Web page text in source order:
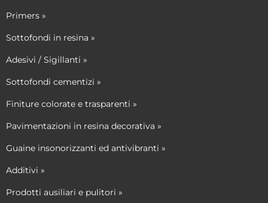
Primers »
Sottofondi in resina »
Adesivi / Sigillanti »
Sottofondi cementizi »
Finiture colorate e trasparenti »
Pavimentazioni in resina decorativa »
Guaine insonorizzanti ed antivibranti »
Additivi »
Prodotti ausiliari e pulitori »